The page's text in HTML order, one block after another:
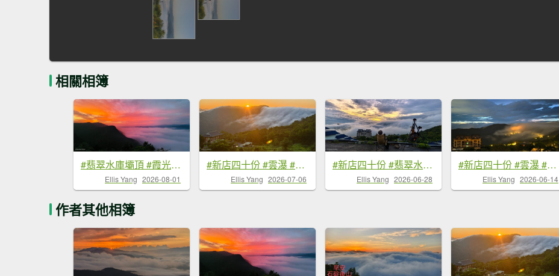
相關相簿
#翡翠水庫壩頂 #霞光 #火燒雲 #日出 #雲海 #山羌 8/1&5&6
Ellis Yang 2026-08-01
#新店四十份 #雲瀑 #翡翠水庫壩頂 #日出 #雲海 #觀音圈 7/6&7&19
Ellis Yang 2026-07-06
#新店四十份 #翡翠水庫壩頂 #雲瀑 #雲海 #日出 6/28&7/4
Ellis Yang 2026-06-28
#新店四十份 #雲瀑 #翡翠水庫壩頂 #南山寺 #雲海 #日出 6/14&15
Ellis Yang 2026-06-14
作者其他相簿